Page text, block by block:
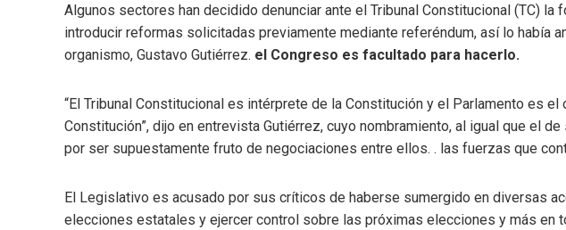
Algunos sectores han decidido denunciar ante el Tribunal Constitucional (TC) la
introducir reformas solicitadas previamente mediante referéndum, así lo había
organismo, Gustavo Gutiérrez. el Congreso es facultado para hacerlo.
“El Tribunal Constitucional es intérprete de la Constitución y el Parlamento es el
Constitución”, dijo en entrevista Gutiérrez, cuyo nombramiento, al igual que el
por ser supuestamente fruto de negociaciones entre ellos. . las fuerzas que
El Legislativo es acusado por sus críticos de haberse sumergido en diversas
elecciones estatales y ejercer control sobre las próximas elecciones y más en